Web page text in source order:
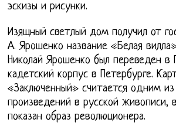
эскизы и рисунки.
Изящный светлый дом получил от
А. Ярошенко название «Белая
Николай Ярошенко был переведен в
кадетский корпус в Петербурге.
«Заключенный» считается одним
произведений в русской живописи,
показан образ революционера.